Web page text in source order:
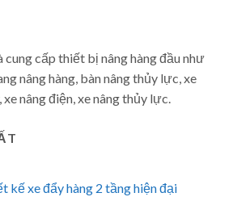
cung cấp thiết bị nâng hàng đầu như
nâng hàng, bàn nâng thủy lực, xe
xe nâng điện, xe nâng thủy lực.
kế xe đẩy hàng 2 tầng hiện đại